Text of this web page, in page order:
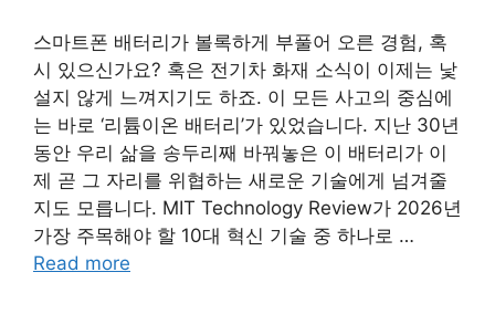
스마트폰 배터리가 볼록하게 부풀어 오른 경험, 혹
시 있으신가요? 혹은 전기차 화재 소식이 이제는 낯
설지 않게 느껴지기도 하죠. 이 모든 사고의 중심에
는 바로 ‘리튬이온 배터리’가 있었습니다. 지난 30년
동안 우리 삶을 송두리째 바꿔놓은 이 배터리가 이
제 곧 그 자리를 위협하는 새로운 기술에게 넘겨줄
지도 모릅니다. MIT Technology Review가 2026년
가장 주목해야 할 10대 혁신 기술 중 하나로 …
Read more